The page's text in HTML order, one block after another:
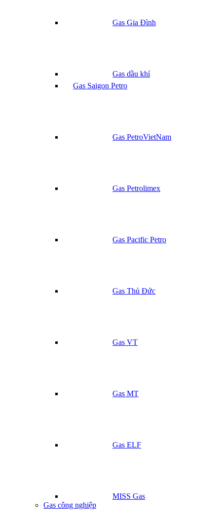
Gas Gia Đình
Gas dầu khí
Gas Saigon Petro
Gas PetroVietNam
Gas Petrolimex
Gas Pacific Petro
Gas Thủ Đức
Gas VT
Gas MT
Gas ELF
MISS Gas
Gas công nghiệp